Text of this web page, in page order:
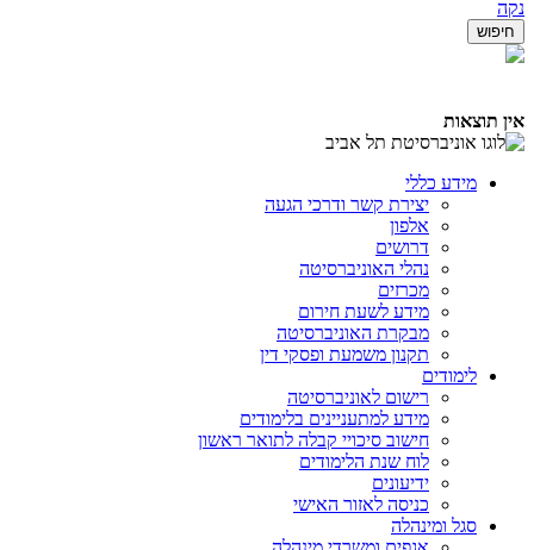
נקה
אין תוצאות
מידע כללי
יצירת קשר ודרכי הגעה
אלפון
דרושים
נהלי האוניברסיטה
מכרזים
מידע לשעת חירום
מבקרת האוניברסיטה
תקנון משמעת ופסקי דין
לימודים
רישום לאוניברסיטה
מידע למתעניינים בלימודים
חישוב סיכויי קבלה לתואר ראשון
לוח שנת הלימודים
ידיעונים
כניסה לאזור האישי
סגל ומינהלה